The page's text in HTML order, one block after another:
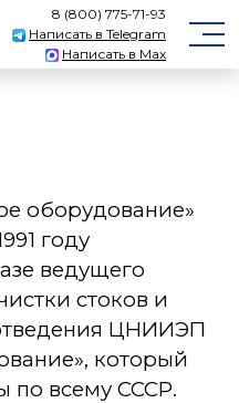
8 (800) 775-71-93
Написать в Telegram
Написать в Max
оборудование»
году
ведущего
стоков и
ЦНИИЭП
который
по всему СССР.